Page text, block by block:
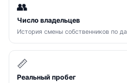
👥
Число владельцев
История смены собственников по
📏
Реальный пробег